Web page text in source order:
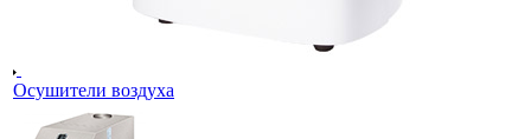
Осушители воздуха